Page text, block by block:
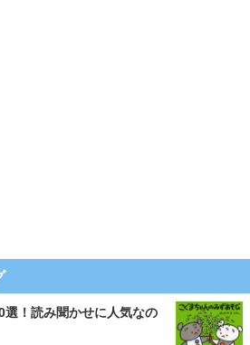
選！読み聞かせに人気なの